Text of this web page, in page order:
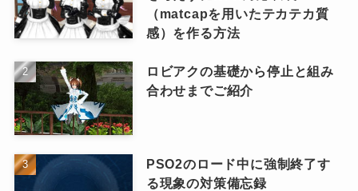
（matcapを用いたテカテカ質
感）を作る方法
ロビアクの基礎から停止と組み
合わせまでご紹介
PSO2のロード中に強制終了す
る現象の対策備忘録